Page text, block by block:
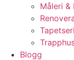
Måleri &
Blogg